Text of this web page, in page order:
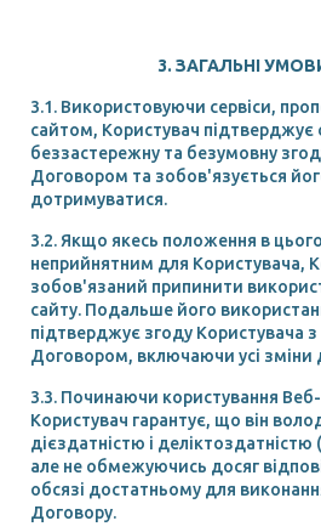
3. ЗАГАЛЬНІ
3.1. Використовуючи сервіси,
сайтом, Користувач підтверджує
беззастережну та безумовну
Договором та зобов'язується
дотримуватися.
3.2. Якщо якесь положення в
неприйнятним для Користувача,
зобов'язаний припинити
сайту. Подальше його
підтверджує згоду Користувача
Договором, включаючи усі зміни
3.3. Починаючи користування
Користувач гарантує, що він
дієздатністю і деліктоздатністю
але не обмежуючись досяг
обсязі достатньому для
Договору.